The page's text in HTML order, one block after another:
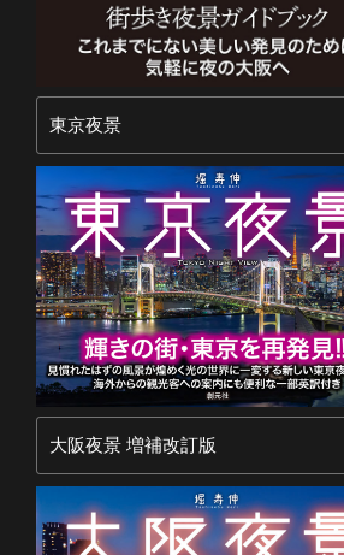
東京夜景
大阪夜景 増補改訂版